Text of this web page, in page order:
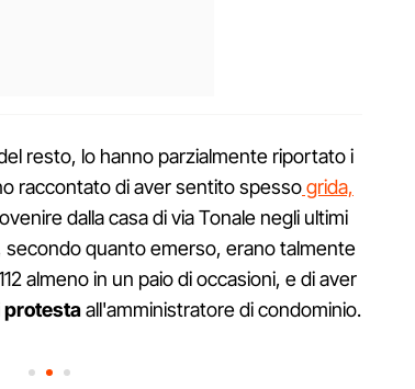
resto, lo hanno parzialmente riportato i
raccontato di aver sentito spessogrida,
dalla casa di via Tonale negli ultimi
secondo quanto emerso, erano talmente
almeno in un paio di occasioni, e di aver
protestaall'amministratore di condominio.